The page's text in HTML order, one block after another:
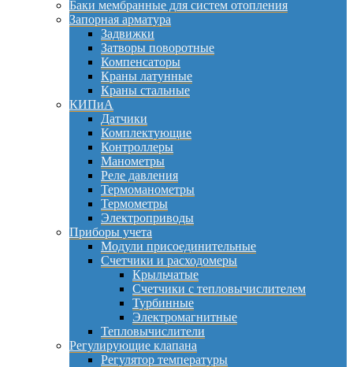
Баки мембранные для систем отопления
Запорная арматура
Задвижки
Затворы поворотные
Компенсаторы
Краны латунные
Краны стальные
КИПиА
Датчики
Комплектующие
Контроллеры
Манометры
Реле давления
Термоманометры
Термометры
Электроприводы
Приборы учета
Модули присоединительные
Счетчики и расходомеры
Крыльчатые
Счетчики с тепловычислителем
Турбинные
Электромагнитные
Тепловычислители
Регулирующие клапана
Регулятор температуры